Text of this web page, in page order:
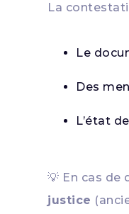
La
Le
Des
L’état
💡 En cas de
justice